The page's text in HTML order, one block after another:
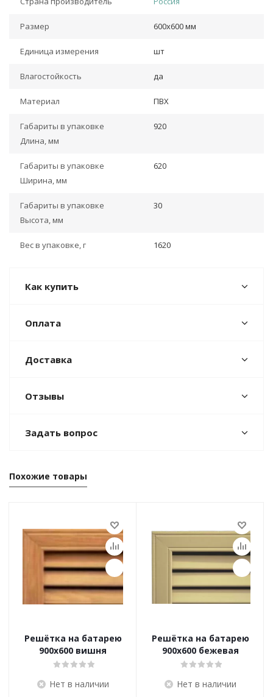
Размер 600х600 мм
Единица измерения шт
Влагостойкость да
Материал ПВХ
Габариты в упаковке
Длина, мм
920
Габариты в упаковке
Ширина, мм
620
Габариты в упаковке
Высота, мм
30
Вес в упаковке, г 1620
Как купить
Оплата
Доставка
Отзывы
Задать вопрос
Похожие товары
Решётка на батарею
900х600 вишня
Нет в наличии
Решётка на батарею
900х600 бежевая
Нет в наличии